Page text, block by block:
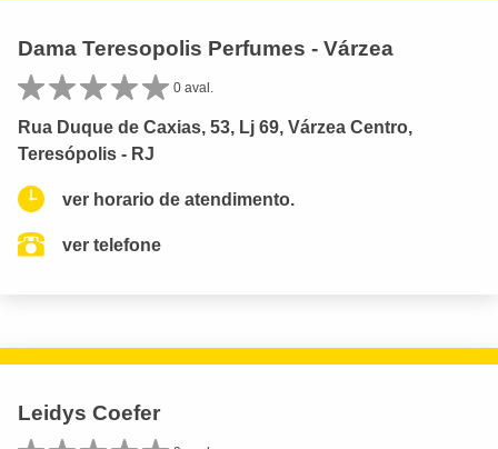
Dama Teresopolis Perfumes - Várzea
0 aval.
Rua Duque de Caxias, 53, Lj 69, Várzea Centro,
Teresópolis - RJ
ver horario de atendimento.
ver telefone
Leidys Coefer